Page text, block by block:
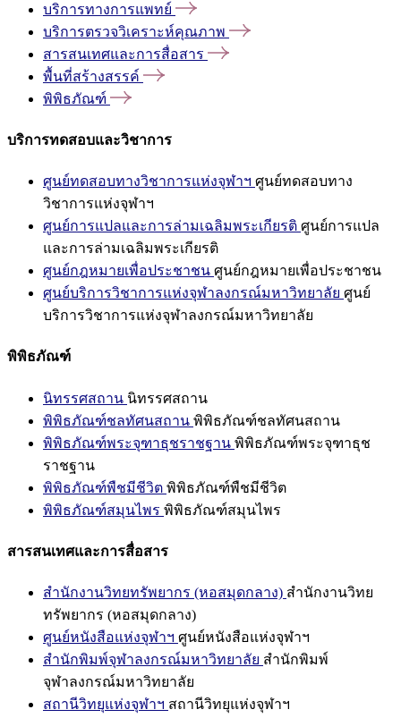
บริการทางการแพทย์
บริการตรวจวิเคราะห์คุณภาพ
สารสนเทศและการสื่อสาร
พื้นที่สร้างสรรค์
พิพิธภัณฑ์
บริการทดสอบและวิชาการ
ศูนย์ทดสอบทางวิชาการแห่งจุฬาฯ ศูนย์ทดสอบทาง
วิชาการแห่งจุฬาฯ
ศูนย์การแปลและการล่ามเฉลิมพระเกียรติ ศูนย์การแปล
และการล่ามเฉลิมพระเกียรติ
ศูนย์กฎหมายเพื่อประชาชน ศูนย์กฎหมายเพื่อประชาชน
ศูนย์บริการวิชาการแห่งจุฬาลงกรณ์มหาวิทยาลัย ศูนย์
บริการวิชาการแห่งจุฬาลงกรณ์มหาวิทยาลัย
พิพิธภัณฑ์
นิทรรศสถาน นิทรรศสถาน
พิพิธภัณฑ์ชลทัศนสถาน พิพิธภัณฑ์ชลทัศนสถาน
พิพิธภัณฑ์พระจุฑาธุชราชฐาน พิพิธภัณฑ์พระจุฑาธุช
ราชฐาน
พิพิธภัณฑ์พืชมีชีวิต พิพิธภัณฑ์พืชมีชีวิต
พิพิธภัณฑ์สมุนไพร พิพิธภัณฑ์สมุนไพร
สารสนเทศและการสื่อสาร
สำนักงานวิทยทรัพยากร (หอสมุดกลาง) สำนักงานวิทย
ทรัพยากร (หอสมุดกลาง)
ศูนย์หนังสือแห่งจุฬาฯ ศูนย์หนังสือแห่งจุฬาฯ
สำนักพิมพ์จุฬาลงกรณ์มหาวิทยาลัย สำนักพิมพ์
จุฬาลงกรณ์มหาวิทยาลัย
สถานีวิทยุแห่งจุฬาฯ สถานีวิทยุแห่งจุฬาฯ